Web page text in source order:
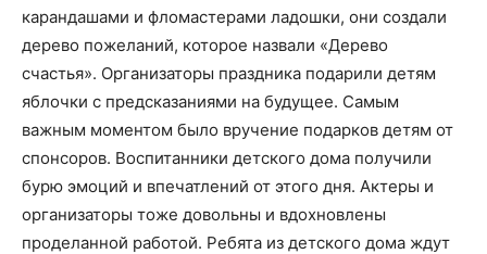
карандашами и фломастерами ладошки, они создали
дерево пожеланий, которое назвали «Дерево
счастья». Организаторы праздника подарили детям
яблочки с предсказаниями на будущее. Самым
важным моментом было вручение подарков детям от
спонсоров. Воспитанники детского дома получили
бурю эмоций и впечатлений от этого дня. Актеры и
организаторы тоже довольны и вдохновлены
проделанной работой. Ребята из детского дома ждут